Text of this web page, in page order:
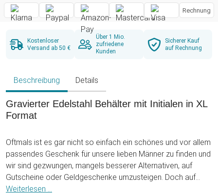
Rechnung
Kostenloser
Versand ab 50 €
Über 1 Mio.
zufriedene
Kunden
Sicherer Kauf
auf Rechnung
Beschreibung Details
Gravierter Edelstahl Behälter mit Initialen in XL
Format
Oftmals ist es gar nicht so einfach ein schönes und vor allem
passendes Geschenk für unsere lieben Männer zu finden und
wir sind gezwungen, mangels besserer Alternativen, auf
Gutscheine oder Geldgeschenke umzusteigen. Doch auf
Dauer ist auch das keine adequate Lösung... Wir haben einen
Weiterlesen ...